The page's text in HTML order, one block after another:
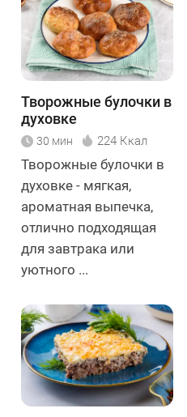
Творожные булочки в
духовке
30 мин 224 Ккал
Творожные булочки в
духовке - мягкая,
ароматная выпечка,
отлично подходящая
для завтрака или
уютного ...